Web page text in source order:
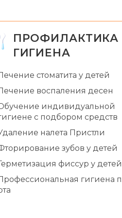
ПРОФИЛАКТИКА
ГИГИЕНА
стоматита у детей
воспаления десен
индивидуальной
с подбором средств
налета Пристли
зубов у детей
фиссур у детей
гигиена